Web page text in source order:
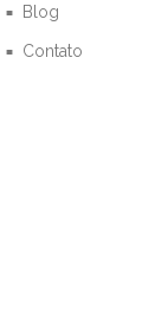
Blog
Contato